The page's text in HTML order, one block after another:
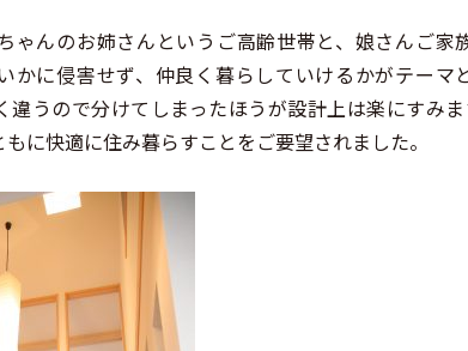
ゃんのお姉さんというご高齢世帯と、娘さんご家
かに侵害せず、仲良く暮らしていけるかがテーマ
違うので分けてしまったほうが設計上は楽にすみ
に快適に住み暮らすことをご要望されました。